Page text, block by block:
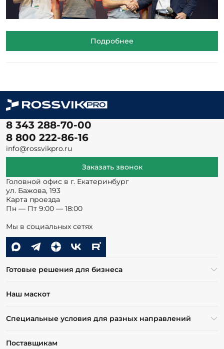
Подробнее
8 343 288-70-00
8 800 222-86-16
info@rossvikpro.ru
Заказать звонок
Головной офис в г. Екатеринбург
ул. Бажова, 193
Карта проезда
Пн — Пт 9:00 — 18:00
Мы в социальных сетях
Готовые решения для бизнеса
Наш маскот
Специальные условия для разных направлений
Поставщикам